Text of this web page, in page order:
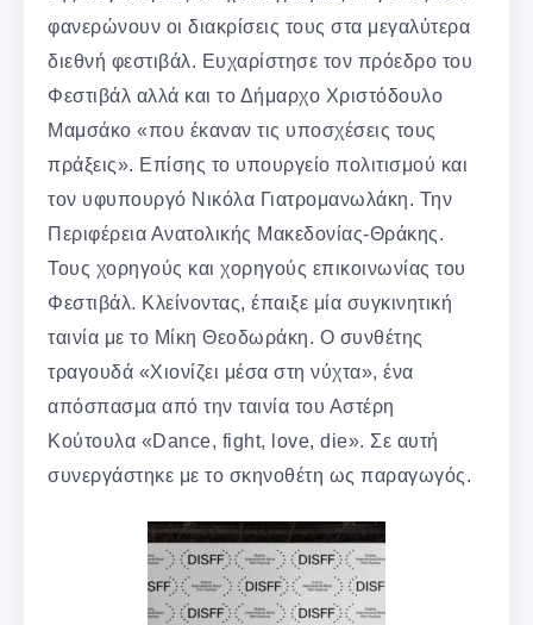
φανερώνουν οι διακρίσεις τους στα μεγαλύτερα
διεθνή φεστιβάλ. Ευχαρίστησε τον πρόεδρο του
Φεστιβάλ αλλά και το Δήμαρχο Χριστόδουλο
Μαμσάκο «που έκαναν τις υποσχέσεις τους
πράξεις». Επίσης το υπουργείο πολιτισμού και
τον υφυπουργό Νικόλα Γιατρομανωλάκη. Την
Περιφέρεια Ανατολικής Μακεδονίας-Θράκης.
Τους χορηγούς και χορηγούς επικοινωνίας του
Φεστιβάλ. Κλείνοντας, έπαιξε μία συγκινητική
ταινία με το Μίκη Θεοδωράκη. Ο συνθέτης
τραγουδά «Χιονίζει μέσα στη νύχτα», ένα
απόσπασμα από την ταινία του Αστέρη
Κούτουλα «Dance, fight, love, die». Σε αυτή
συνεργάστηκε με το σκηνοθέτη ως παραγωγός.